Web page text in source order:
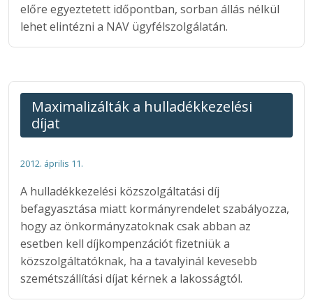
előre egyeztetett időpontban, sorban állás nélkül
lehet elintézni a NAV ügyfélszolgálatán.
Maximalizálták a hulladékkezelési
díjat
2012. április 11.
A hulladékkezelési közszolgáltatási díj
befagyasztása miatt kormányrendelet szabályozza,
hogy az önkormányzatoknak csak abban az
esetben kell díjkompenzációt fizetniük a
közszolgáltatóknak, ha a tavalyinál kevesebb
szemétszállítási díjat kérnek a lakosságtól.